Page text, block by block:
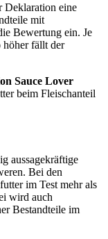
Deklaration eine
mit
Bewertung ein. Je
höher fällt der
Sauce Lover
beim Fleischanteil
aussagekräftige
Bei den
im Test mehr als
wird auch
Bestandteile im